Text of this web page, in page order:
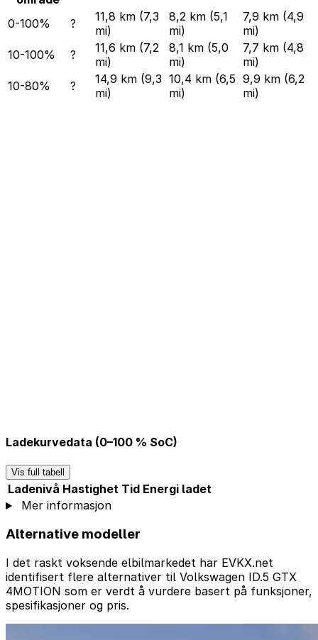
0-100%
?
11,8 km (7,3
mi)
8,2 km (5,1
mi)
7,9 km (4,9
mi)
10-100%
?
11,6 km (7,2
mi)
8,1 km (5,0
mi)
7,7 km (4,8
mi)
10-80%
?
14,9 km (9,3
mi)
10,4 km (6,5
mi)
9,9 km (6,2
mi)
Ladekurvedata (0–100 % SoC)
Vis full tabell
Ladenivå Hastighet Tid Energi ladet
Mer informasjon
Alternative modeller
I det raskt voksende elbilmarkedet har EVKX.net
identifisert flere alternativer til Volkswagen ID.5 GTX
4MOTION som er verdt å vurdere basert på funksjoner,
spesifikasjoner og pris.